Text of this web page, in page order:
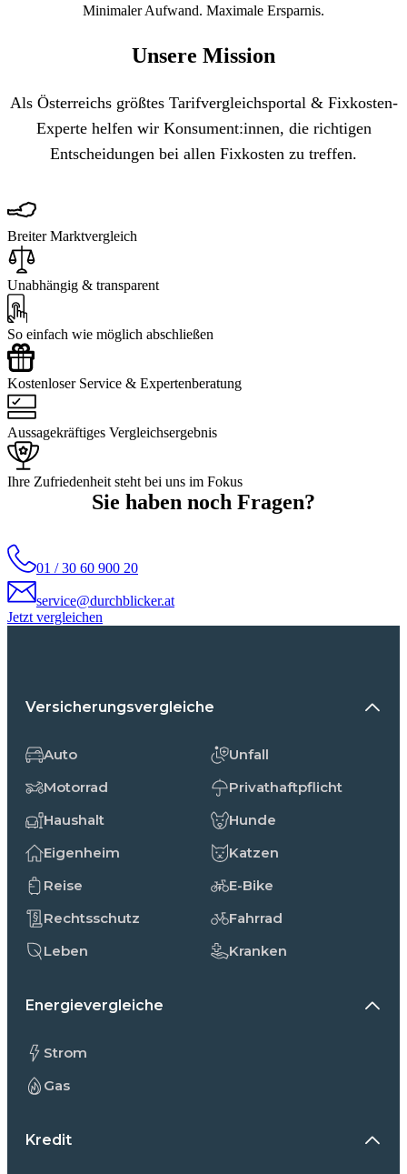
Minimaler Aufwand. Maximale Ersparnis.
Unsere Mission
Als Österreichs größtes Tarifvergleichsportal & Fixkosten-
Experte helfen wir Konsument:innen, die richtigen
Entscheidungen bei allen Fixkosten zu treffen.
Breiter Marktvergleich
Unabhängig & transparent
So einfach wie möglich abschließen
Kostenloser Service & Expertenberatung
Aussagekräftiges Vergleichsergebnis
Ihre Zufriedenheit steht bei uns im Fokus
Sie haben noch Fragen?
01 / 30 60 900 20
service@durchblicker.at
Jetzt vergleichen
Versicherungsvergleiche
Auto
Motorrad
Haushalt
Eigenheim
Reise
Rechtsschutz
Leben
Unfall
Privathaftpflicht
Hunde
Katzen
E-Bike
Fahrrad
Kranken
Energievergleiche
Strom
Gas
Kredit